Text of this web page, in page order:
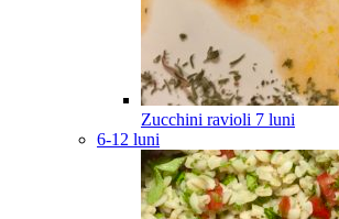
Zucchini ravioli 7 luni
6-12 luni